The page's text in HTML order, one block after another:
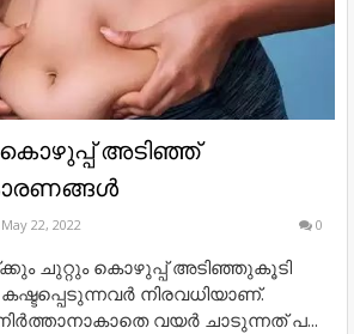
കൊഴുപ്പ് അടിഞ്ഞ്
22, 2022 0
ചുറ്റും കൊഴുപ്പ് അടിഞ്ഞുകൂടി
നിരവധിയാണ്.
വയര്‍ ചാടുന്നത് പ...